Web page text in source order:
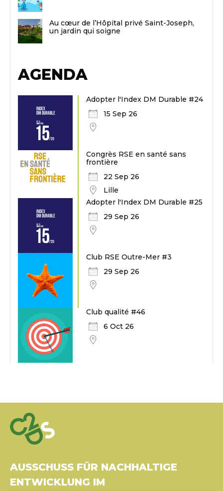
Au cœur de l’Hôpital privé Saint-Joseph,
un jardin qui soigne
AGENDA
Adopter l'Index DM Durable #24
15 Sep 26
Congrès RSE en santé sans
frontière
22 Sep 26
Lille
Adopter l'Index DM Durable #25
29 Sep 26
Club RSE Outre-Mer #3
29 Sep 26
Club qualité #46
6 Oct 26
AUSSCHUSS FÜR NACHHALTIGE
ENTWICKLUNG IM